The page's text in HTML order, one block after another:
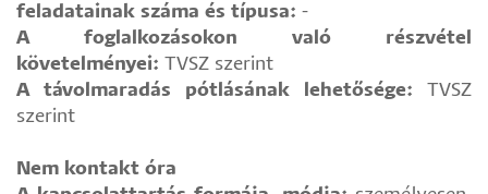
feladatainak száma és típusa: -
A foglalkozásokon való részvétel
követelményei: TVSZ szerint
A távolmaradás pótlásának lehetősége: TVSZ
szerint
Nem kontakt óra